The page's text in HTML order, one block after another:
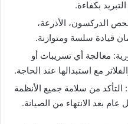
بكفاءة.
الدركسون، الأذرعة،
قيادة سلسة ومتوازنة.
معالجة أي تسريبات أو
مع استبدالها عند الحاجة.
من سلامة جميع الأنظمة
عام بعد الانتهاء من الصيانة.